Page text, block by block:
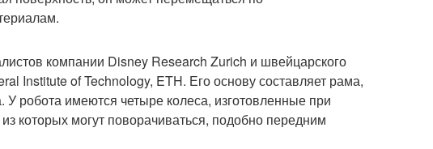
компании Disney Research Zurich и швейцарского
Institute of Technology, ETH. Его основу составляет рама,
У робота имеются четыре колеса, изготовленные при
которых могут поворачиваться, подобно передним